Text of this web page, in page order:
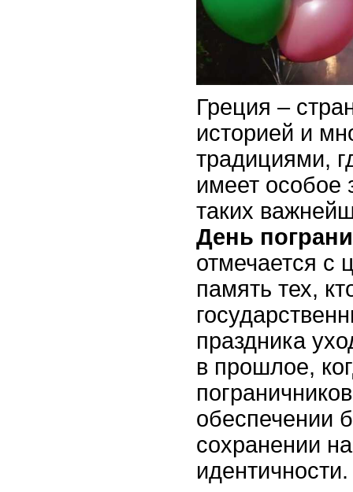
Греция –
историей и
традициями,
имеет особое
таких
День
отмечается с
память тех,
праздника
в прошлое,
обеспечении
сохранении
идентичности.